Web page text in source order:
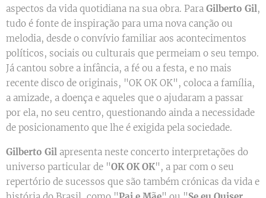
aspectos da vida quotidiana na sua obra. Para Gilberto Gil ,
tudo é fonte de inspiração para uma nova canção ou
melodia, desde o convívio familiar aos acontecimentos
políticos, sociais ou culturais que permeiam o seu tempo.
Já cantou sobre a infância, a fé ou a festa, e no mais
recente disco de originais, "OK OK OK", coloca a família,
a amizade, a doença e aqueles que o ajudaram a passar
por ela, no seu centro, questionando ainda a necessidade
de posicionamento que lhe é exigida pela sociedade.
Gilberto Gil apresenta neste concerto interpretações do
universo particular de "OK OK OK", a par com o seu
repertório de sucessos que são também crónicas da vida e